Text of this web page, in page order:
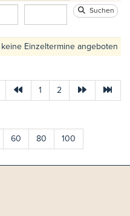
Suchen
Einzeltermine angeboten
1 2
60 80 100